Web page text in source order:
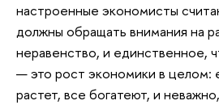
настроенные экономисты
должны обращать внимания на
неравенство, и единственное,
— это рост экономики в целом:
растет, все богатеют, и